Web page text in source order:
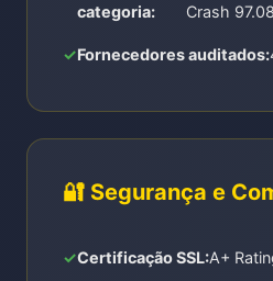
categoria:
Crash
Fornecedores auditados:
🔐 Segurança e
Certificação SSL:A+